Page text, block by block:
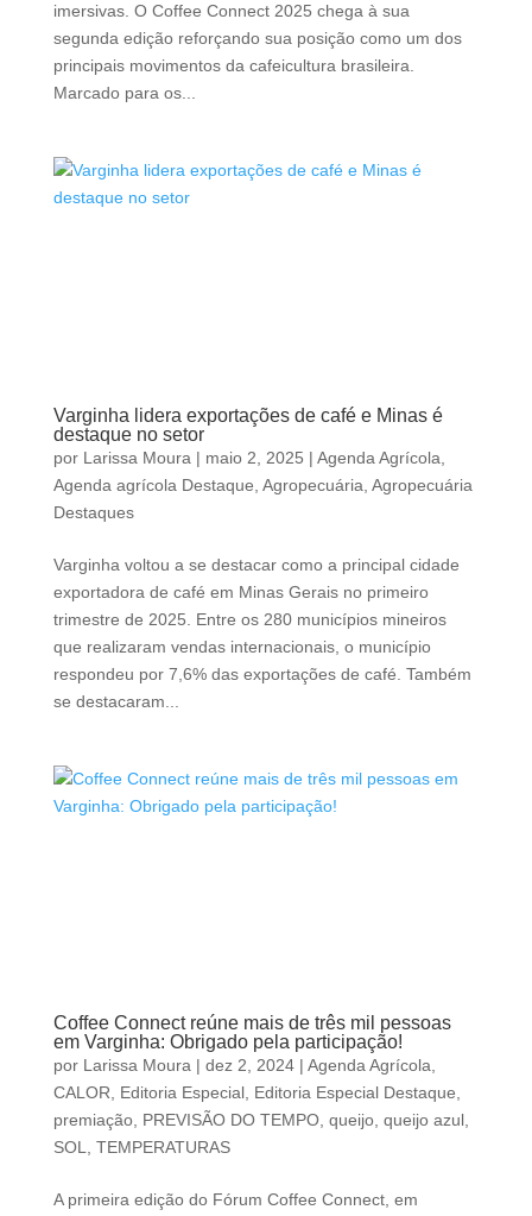
imersivas. O Coffee Connect 2025 chega à sua
segunda edição reforçando sua posição como um dos
principais movimentos da cafeicultura brasileira.
Marcado para os...
Varginha lidera exportações de café e Minas é
destaque no setor
por Larissa Moura | maio 2, 2025 | Agenda Agrícola
Agenda agrícola Destaque Agropecuária Agropecuária
Destaques
Varginha voltou a se destacar como a principal cidade
exportadora de café em Minas Gerais no primeiro
trimestre de 2025. Entre os 280 municípios mineiros
que realizaram vendas internacionais, o município
respondeu por 7,6% das exportações de café. Também
se destacaram...
Coffee Connect reúne mais de três mil pessoas
em Varginha: Obrigado pela participação!
por Larissa Moura | dez 2, 2024| Agenda Agrícola
CALOR
Editoria Especial, Editoria Especial Destaque
premiação, PREVISÃO DO TEMPO, queijo, queijo azul,
SOL
TEMPERATURAS
A primeira edição do Fórum Coffee Connect, em